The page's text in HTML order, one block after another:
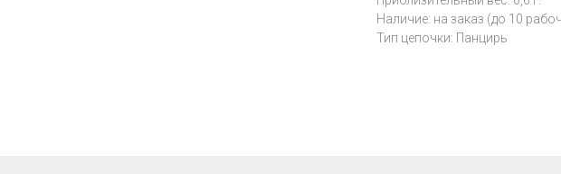
Наличие: на заказ (до 10
Тип цепочки: Панцирь